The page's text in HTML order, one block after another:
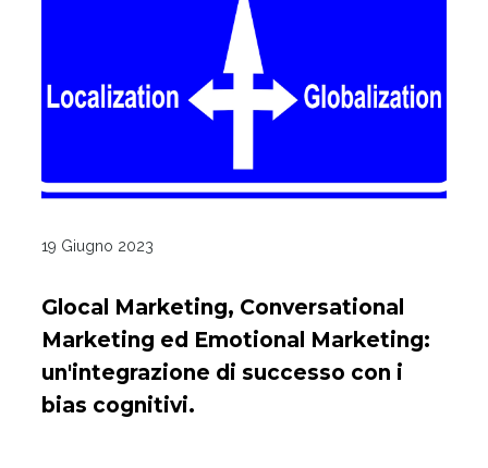
19 Giugno 2023
Glocal Marketing, Conversational
Marketing ed Emotional Marketing:
un'integrazione di successo con i
bias cognitivi.